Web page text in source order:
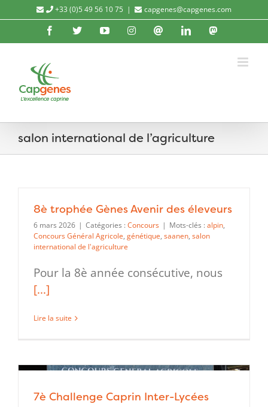
au
contenu
+33 (0)5 49 56 10 75 | capgenes@capgenes.com
Facebook
X YouTubeInstagram
ThreadsLinkedIn
salon international de l’agriculture
8è trophée Gènes Avenir des éleveurs
6 mars 2026 | Catégories : Concours | Mots-clés : alpin,
Concours Général Agricole, génétique, saanen, salon
international de l'agriculture
Pour la 8è année consécutive, nous
[...]
Lire la suite
7è Challenge Caprin Inter-Lycées